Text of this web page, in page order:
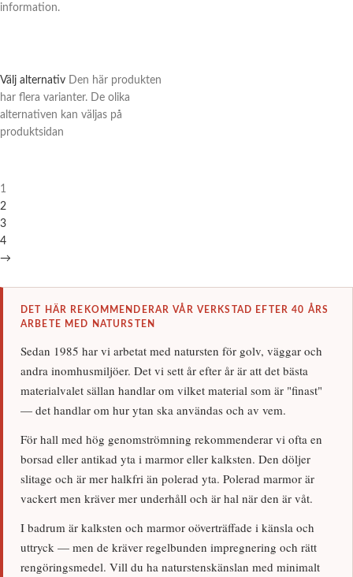
information.
Välj alternativ
Den här produkten
har flera varianter. De olika
alternativen kan väljas på
produktsidan
1
2
3
4
→
DET HÄR REKOMMENDERAR VÅR VERKSTAD EFTER 40 ÅRS
ARBETE MED NATURSTEN
Sedan 1985 har vi arbetat med natursten för golv, väggar och
andra inomhusmiljöer. Det vi sett år efter år är att det bästa
materialvalet sällan handlar om vilket material som är "finast"
— det handlar om hur ytan ska användas och av vem.
För hall med hög genomströmning rekommenderar vi ofta en
borsad eller antikad yta i marmor eller kalksten. Den döljer
slitage och är mer halkfri än polerad yta. Polerad marmor är
vackert men kräver mer underhåll och är hal när den är våt.
I badrum är kalksten och marmor oöverträffade i känsla och
uttryck — men de kräver regelbunden impregnering och rätt
rengöringsmedel. Vill du ha naturstenskänslan med minimalt